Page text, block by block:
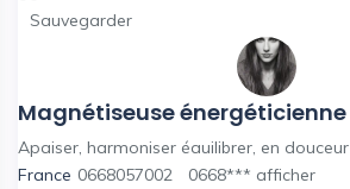
Sauvegarder
Magnétiseuse énergéticienne
Apaiser, harmoniser éauilibrer, en douceur
France 0668057002 0668*** afficher